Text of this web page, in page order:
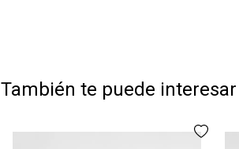
También te puede interesar